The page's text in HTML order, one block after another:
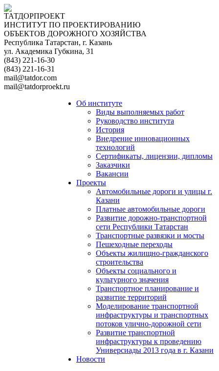
ТАТДОРПРОЕКТ
ИНСТИТУТ ПО ПРОЕКТИРОВАНИЮ
ОБЪЕКТОВ ДОРОЖНОГО ХОЗЯЙСТВА
Республика Татарстан, г. Казань
ул. Академика Губкина, 31
(843) 221-16-30
(843) 221-16-31
mail@tatdor.com
mail@tatdorproekt.ru
Об институте
Виды выполняемых работ
Руководство института
История
Внедрение инновационных
технологий
Сертификаты, лицензии, дипломы
Заказчики
Вакансии
Проекты
Автомобильные дороги и улицы г.
Казани
Платные автомобильные дороги
Развитие дорожно-транспортной
сети Республики Татарстан
Транспортные развязки и мосты
Пешеходные переходы
Объекты жилищно-гражданского
строительства
Объекты социального и
культурного значения
Транспортное планирование и
развитие территорий
Моделирование транспортной
инфраструктуры и транспортных
потоков улично-дорожной сети
Развитие транспортной
инфраструктуры к проведению
Универсиады 2013 года в г. Казани
Новости